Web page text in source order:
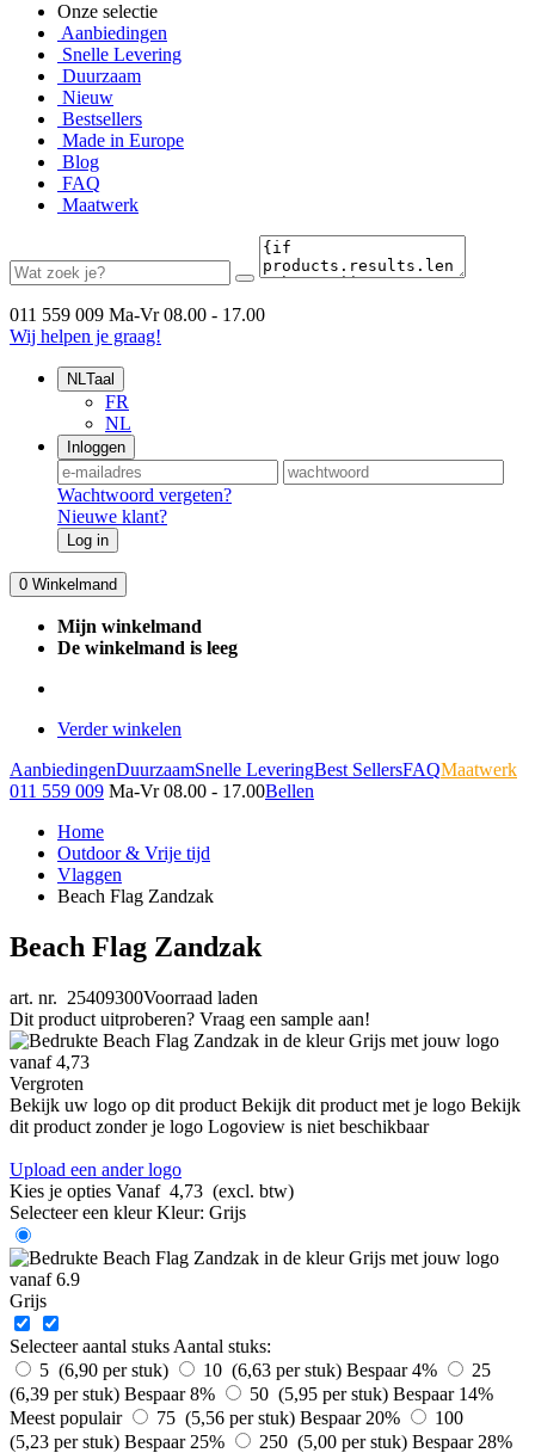
Onze selectie
Aanbiedingen
Snelle Levering
Duurzaam
Nieuw
Bestsellers
Made in Europe
Blog
FAQ
Maatwerk
011 559 009 Ma-Vr 08.00 - 17.00
Wij helpen je graag!
NLTaal
FR
NL
Inloggen
Wachtwoord vergeten?
Nieuwe klant?
Log in
0 Winkelmand
Mijn winkelmand
De winkelmand is leeg
Verder winkelen
AanbiedingenDuurzaamSnelle LeveringBest SellersFAQMaatwerk
011 559 009 Ma-Vr 08.00 - 17.00Bellen
Home
Outdoor & Vrije tijd
Vlaggen
Beach Flag Zandzak
Beach Flag Zandzak
art. nr. 25409300Voorraad laden
Dit product uitproberen? Vraag een sample aan!
Vergroten
Bekijk uw logo op dit product Bekijk dit product met je logo Bekijk
dit product zonder je logo Logoview is niet beschikbaar
Upload een ander logo
Kies je opties Vanaf 4,73 (excl. btw)
Selecteer een kleur Kleur: Grijs
Grijs
Selecteer aantal stuks Aantal stuks:
5 (6,90 per stuk)
10 (6,63 per stuk) Bespaar 4%
25
(6,39 per stuk) Bespaar 8% 50 (5,95 per stuk) Bespaar 14%
Meest populair
75 (5,56 per stuk) Bespaar 20%
100
(5,23 per stuk) Bespaar 25% 250 (5,00 per stuk) Bespaar 28%